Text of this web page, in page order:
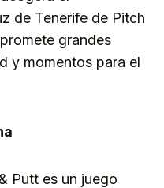
de Tenerife de Pitch
grandes
y momentos para el
Putt es un juego